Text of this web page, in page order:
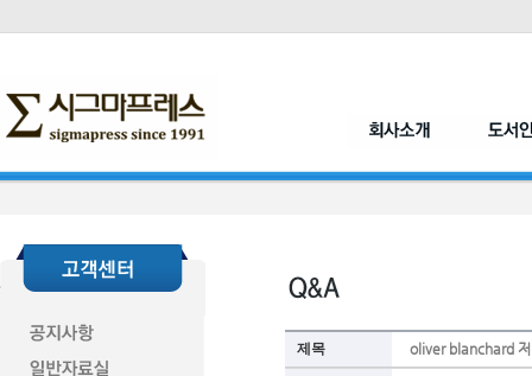
제목 oliver blanchard 저